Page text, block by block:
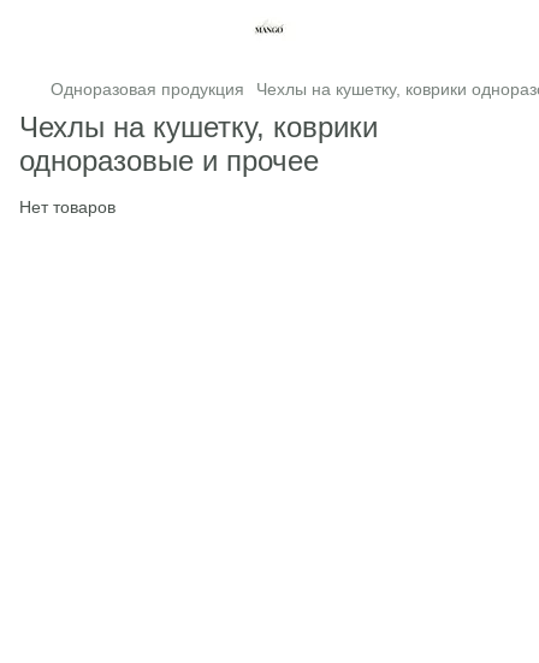
Одноразовая продукция Чехлы на кушетку, коврики
Чехлы на кушетку, коврики
одноразовые и прочее
Нет товаров